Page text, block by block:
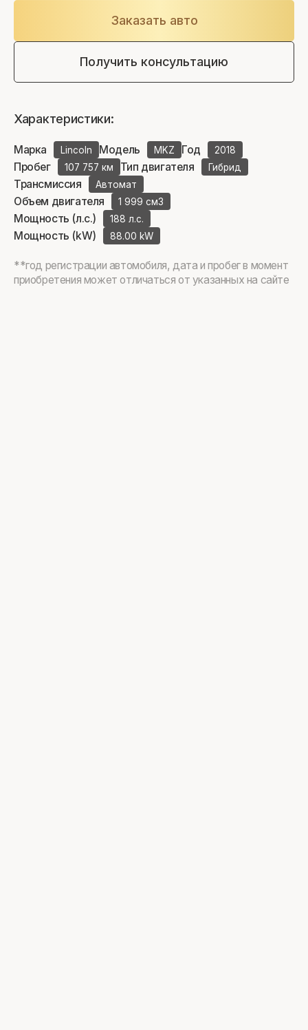
Заказать авто
Получить консультацию
Характеристики:
Марка Lincoln Модель MKZ Год 2018
Пробег 107 757 км Тип двигателя Гибрид
Трансмиссия Автомат
Объем двигателя 1 999 см3
Мощность (л.с.) 188 л.с.
Мощность (kW) 88.00 kW
**год регистрации автомобиля, дата и пробег в момент
приобретения может отличаться от указанных на сайте